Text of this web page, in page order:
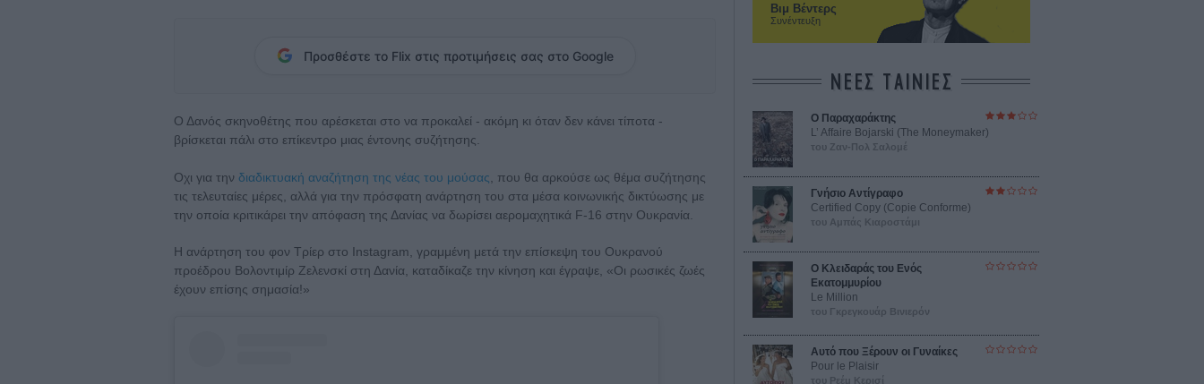
Προσθέστε το Flix στις προτιμήσεις σας στο Google
Ο Δανός σκηνοθέτης που αρέσκεται στο να προκαλεί - ακόμη κι όταν δεν κάνει τίποτα -
βρίσκεται πάλι στο επίκεντρο μιας έντονης συζήτησης.
Οχι για την διαδικτυακή αναζήτηση της νέας του μούσας , που θα αρκούσε ως θέμα συζήτησης
τις τελευταίες μέρες, αλλά για την πρόσφατη ανάρτηση του στα μέσα κοινωνικής δικτύωσης με
την οποία κριτικάρει την απόφαση της Δανίας να δωρίσει αερομαχητικά F-16 στην Ουκρανία.
Η ανάρτηση του φον Τρίερ στο Instagram, γραμμένη μετά την επίσκεψη του Ουκρανού
προέδρου Βολοντιμίρ Ζελενσκί στη Δανία, καταδίκαζε την κίνηση και έγραψε, «Οι ρωσικές ζωές
έχουν επίσης σημασία!»
Βιμ Βέντερς
Συνέντευξη
ΝΕΕΣ ΤΑΙΝΙΕΣ
Ο Παραχαράκτης
L’ Affaire Bojarski (The Moneymaker)
του Ζαν-Πολ Σαλομέ
Γνήσιο Αντίγραφο
Certified Copy (Copie Conforme)
του Αμπάς Κιαροστάμι
Ο Κλειδαράς του Ενός
Εκατομμυρίου
Le Million
του Γκρεγκουάρ Βινιερόν
Αυτό που Ξέρουν οι Γυναίκες
Pour le Plaisir
του Ρεέμ Κερισί